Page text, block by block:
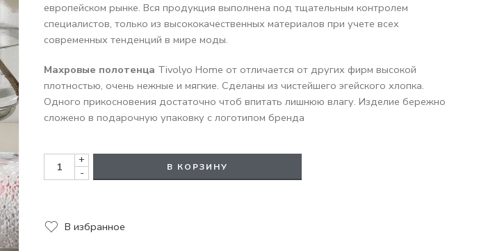
европейском рынке. Вся продукция выполнена под тщательным контролем
специалистов, только из высококачественных материалов при учете всех
современных тенденций в мире моды.
Махровые полотенца Tivolyo Home от отличается от других фирм высокой
плотностью, очень нежные и мягкие. Сделаны из чистейшего эгейского хлопка.
Одного прикосновения достаточно чтоб впитать лишнюю влагу. Изделие бережно
сложено в подарочную упаковку с логотипом бренда
+
-
В КОРЗИНУ
В избранное